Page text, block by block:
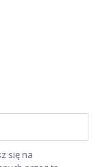
się na